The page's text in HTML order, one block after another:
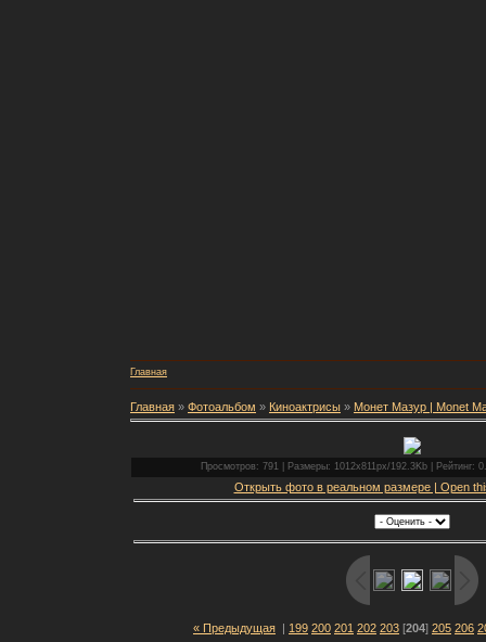
Главная
Главная » Фотоальбом » Киноактрисы » Монет Мазур | Monet
Просмотров: 791 | Размеры: 1012x811px/192.3Kb | Рейтинг:
Открыть фото в реальном размере | Open
« Предыдущая | 199 200 201 202 203 [204] 205 206